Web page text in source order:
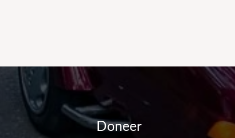
Doneer